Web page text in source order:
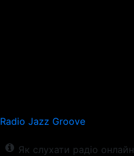
Radio Jazz Groove
Як слухати радіо онлайн